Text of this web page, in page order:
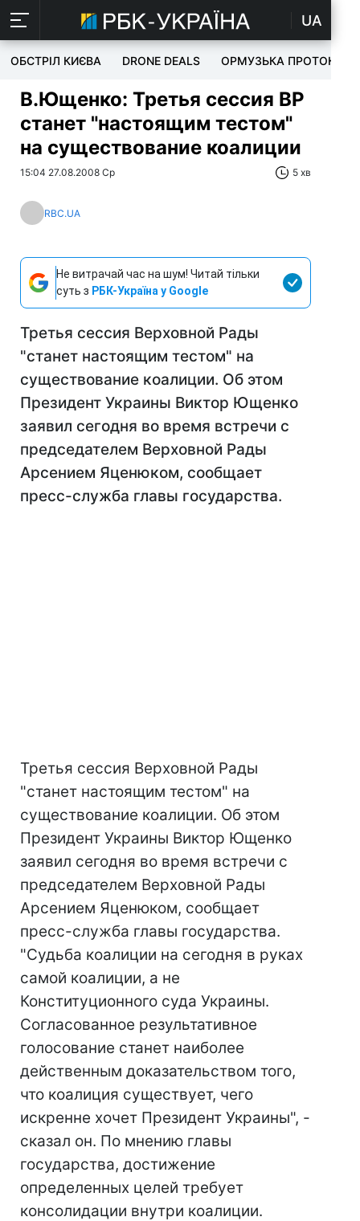
UA
ОБСТРІЛ КИЄВА DRONE DEALS ОРМУЗЬКА ПРОТОКА
В.Ющенко: Третья сессия ВР
станет "настоящим тестом"
на существование коалиции
15:04 27.08.2008 Ср 5 хв
RBC.UA
Не витрачай час на шум! Читай тільки
суть з РБК-Україна у Google
Третья сессия Верховной Рады
"станет настоящим тестом" на
существование коалиции. Об этом
Президент Украины Виктор Ющенко
заявил сегодня во время встречи с
председателем Верховной Рады
Арсением Яценюком, сообщает
пресс-служба главы государства.
Третья сессия Верховной Рады
"станет настоящим тестом" на
существование коалиции. Об этом
Президент Украины Виктор Ющенко
заявил сегодня во время встречи с
председателем Верховной Рады
Арсением Яценюком, сообщает
пресс-служба главы государства.
"Судьба коалиции на сегодня в руках
самой коалиции, а не
Конституционного суда Украины.
Согласованное результативное
голосование станет наиболее
действенным доказательством того,
что коалиция существует, чего
искренне хочет Президент Украины", -
сказал он. По мнению главы
государства, достижение
определенных целей требует
консолидации внутри коалиции.